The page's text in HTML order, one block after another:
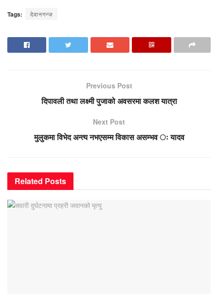
Tags: देवानगन्ज
Previous Post
दिपावली तथा लक्ष्मी पुजाको अवसरमा कलश यात्रा
Next Post
मुलुकमा विभेद अन्त्य नभएसम्म विकास असम्भव ः यादव
Related Posts